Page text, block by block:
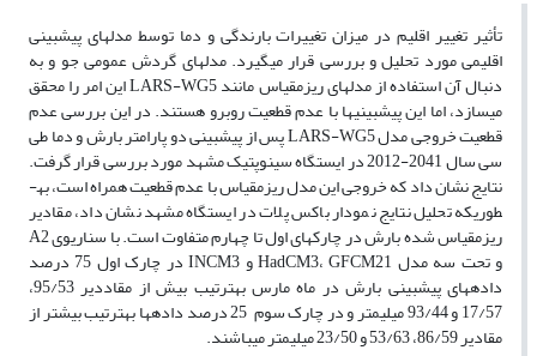
تأثیر تغییر اقلیم در میزان تغییرات بارندگی و دما توسط مدل­های پیش­بینی
اقلیمی مورد تحلیل و بررسی قرار می­گیرد. مدل­های گردش عمومی جو و به
دنبال آن استفاده از مدل­های ریزمقیاس مانند LARS-WG5 این امر را محقق
می­سازد، اما این پیش­بینی­ها با عدم قطعیت روبرو هستند. در این بررسی عدم
قطعیت خروجی مدل LARS-WG5 پس از پیش­بینی دو پارامتر بارش و دما طی
سی سال 2041-2012 در ایستگاه سینوپتیک مشهد مورد بررسی قرار گرفت.
نتایج نشان داد که خروجی این مدل ریزمقیاس با عدم قطعیت همراه است، به­
طوری­که تحلیل نتایج نمودار باکس پلات در ایستگاه مشهد نشان داد، مقادیر
ریزمقیاس شده بارش در چارک­های اول تا چهارم متفاوت است. با سناریوی A2
و تحت سه مدل HadCM3، GFCM21 و INCM3 در چارک اول 75 درصد
داده­های پیش­بینی بارش در ماه مارس به­ترتیب بیش از مقاددیر 95/53،
17/57 و 93/44 میلی­متر و در چارک سوم 25 درصد داده­ها به­ترتیب بیش­تر از
مقادیر 86/59، 53/63 و 23/50 میلی­متر می­باشند.